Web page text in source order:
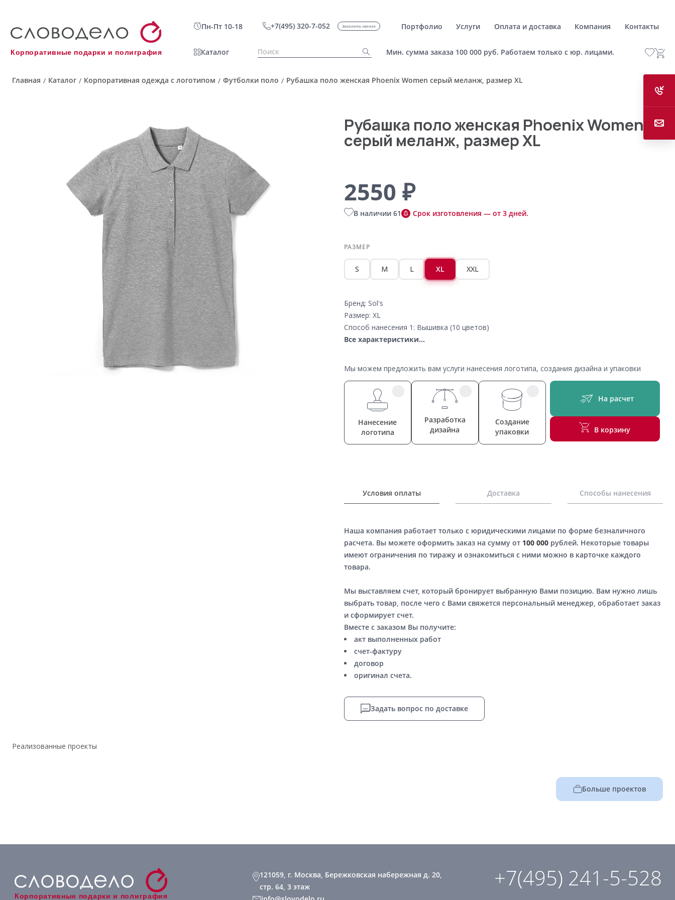
Корпоративные подарки и полиграфия
Пн-Пт 10-18 +7(495) 320-7-052 Заказать звонок Портфолио Услуги Оплата и доставка Компания Контакты
Каталог Мин. сумма заказа 100 000 руб. Работаем только с юр. лицами.
Главная / Каталог / Корпоративная одежда с логотипом / Футболки поло / Рубашка поло женская Phoenix Women серый меланж, размер XL
Рубашка поло женская Phoenix Women
серый меланж, размер XL
2550 ₽
В наличии 61 Срок изготовления — от 3 дней.
РАЗМЕР
S M L XL XXL
Бренд: Sol's
Размер: XL
Способ нанесения 1: Вышивка (10 цветов)
Все характеристики...
Мы можем предложить вам услуги нанесения логотипа, создания дизайна и упаковки
Нанесение
логотипа
Разработка
дизайна
Создание
упаковки
На расчет
В корзину
Условия оплаты Доставка Способы нанесения
Наша компания работает только с юридическими лицами по форме безналичного
расчета. Вы можете оформить заказ на сумму от 100 000рублей. Некоторые товары
имеют ограничения по тиражу и ознакомиться с ними можно в карточке каждого
товара.
Мы выставляем счет, который бронирует выбранную Вами позицию. Вам нужно лишь
выбрать товар, после чего с Вами свяжется персональный менеджер, обработает заказ
и сформирует счет.
Вместе с заказом Вы получите:
акт выполненных работ
счет-фактуру
договор
оригинал счета.
Задать вопрос по доставке
Реализованные проекты
Больше проектов
Корпоративные подарки и полиграфия
121059, г. Москва, Бережковская набережная д. 20,
стр. 64, 3 этаж
+7(495) 241-5-528